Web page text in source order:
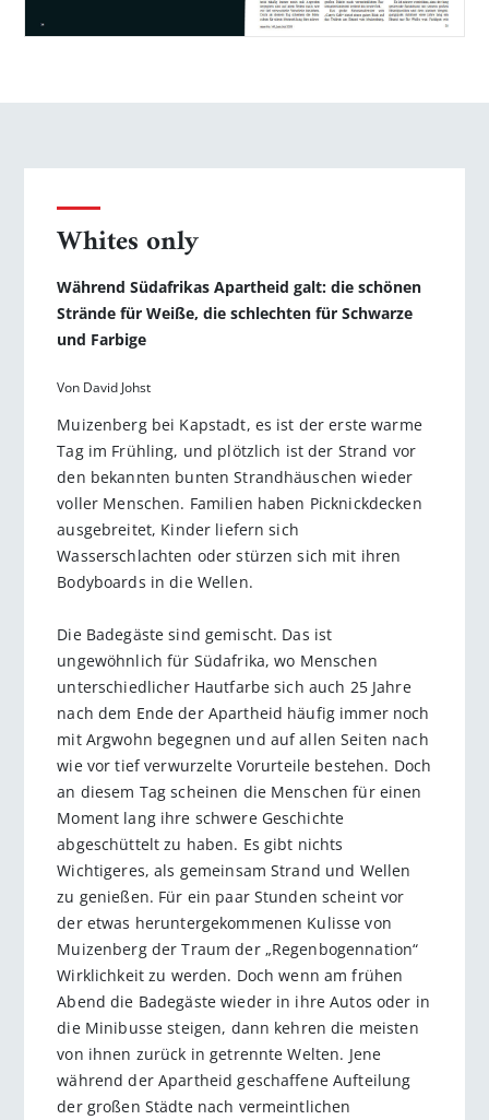
Whites only
Während Südafrikas Apartheid galt: die schönen
Strände für Weiße, die schlechten für Schwarze
und Farbige
Von David Johst
Muizenberg bei Kapstadt, es ist der erste warme
Tag im Frühling, und plötzlich ist der Strand vor
den bekannten bunten Strandhäuschen wieder
voller Menschen. Familien haben Picknickdecken
ausgebreitet, Kinder liefern sich
Wasserschlachten oder stürzen sich mit ihren
Bodyboards in die Wellen.
Die Badegäste sind gemischt. Das ist
ungewöhnlich für Südafrika, wo Menschen
unterschiedlicher Hautfarbe sich auch 25 Jahre
nach dem Ende der Apartheid häufig immer noch
mit Argwohn begegnen und auf allen Seiten nach
wie vor tief verwurzelte Vorurteile bestehen. Doch
an diesem Tag scheinen die Menschen für einen
Moment lang ihre schwere Geschichte
abgeschüttelt zu haben. Es gibt nichts
Wichtigeres, als gemeinsam Strand und Wellen
zu genießen. Für ein paar Stunden scheint vor
der etwas heruntergekommenen Kulisse von
Muizenberg der Traum der „Regenbogennation“
Wirklichkeit zu werden. Doch wenn am frühen
Abend die Badegäste wieder in ihre Autos oder in
die Minibusse steigen, dann kehren die meisten
von ihnen zurück in getrennte Welten. Jene
während der Apartheid geschaffene Aufteilung
der großen Städte nach vermeintlichen